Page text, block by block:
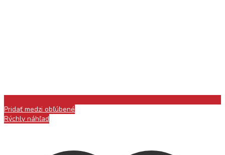
Pridať medzi obľúbené
Rýchly náhľad